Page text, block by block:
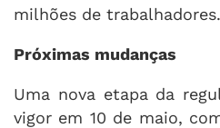
milhões de trabalhadores.
Próximas mudanças
Uma nova etapa da
vigor em 10 de maio,